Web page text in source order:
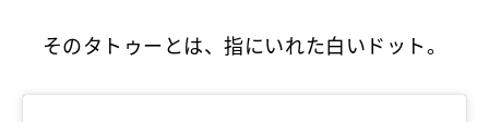
そのタトゥーとは、指にいれた白いドット。